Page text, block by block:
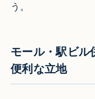
う。
モール・駅ビル
便利な立地